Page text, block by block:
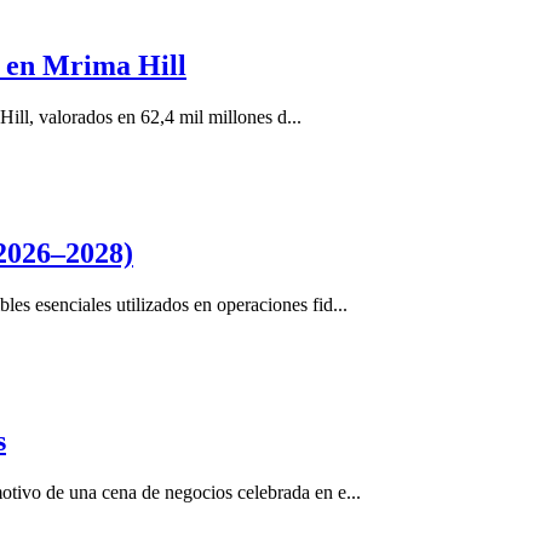
en Mrima Hill
valorados en 62,4 mil millones d...
esenciales utilizados en operaciones fid...
de una cena de negocios celebrada en e...